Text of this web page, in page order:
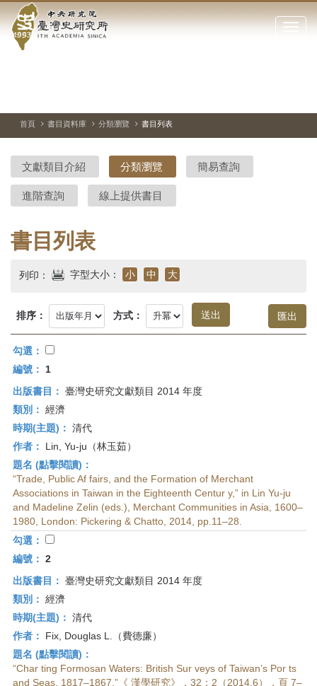
到中
央
院-
臺
灣
史
研
究
首
頁
點
閉
站
停、
圖
圖
結
首頁 書目資料庫 分類瀏覽 書目列表
文獻類目介紹 分類瀏覽 簡易查詢
進階查詢 線上提供書目
書目列表
列印： 字型大小： 小 中 大
排序： 方式：
勾選：
編號：
1
出版書目： 臺灣史研究文獻類目 2014 年度
類別： 經濟
時期(主題)： 清代
作者：
Lin, Yu-ju（林玉茹）
題名 (點擊閱讀)：
“Trade, Public Af fairs, and the Formation of Merchant
Associations in Taiwan in the Eighteenth Centur y,” in Lin Yu-ju
and Madeline Zelin (eds.), Merchant Communities in Asia, 1600–
1980, London: Pickering & Chatto, 2014, pp.11–28.
勾選：
編號： 2
出版書目： 臺灣史研究文獻類目 2014 年度
類別： 經濟
時期(主題)： 清代
作者：
Fix, Douglas L.（費德廉）
題名 (點擊閱讀)：
“Char ting Formosan Waters: British Sur veys of Taiwan’s Por ts
and Seas, 1817–1867,”《 漢學研究》，32：2（2014.6），頁 7–